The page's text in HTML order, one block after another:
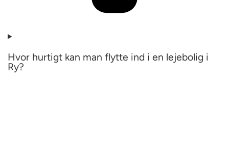
Hvor hurtigt kan man flytte ind i en lejebolig i
Ry?